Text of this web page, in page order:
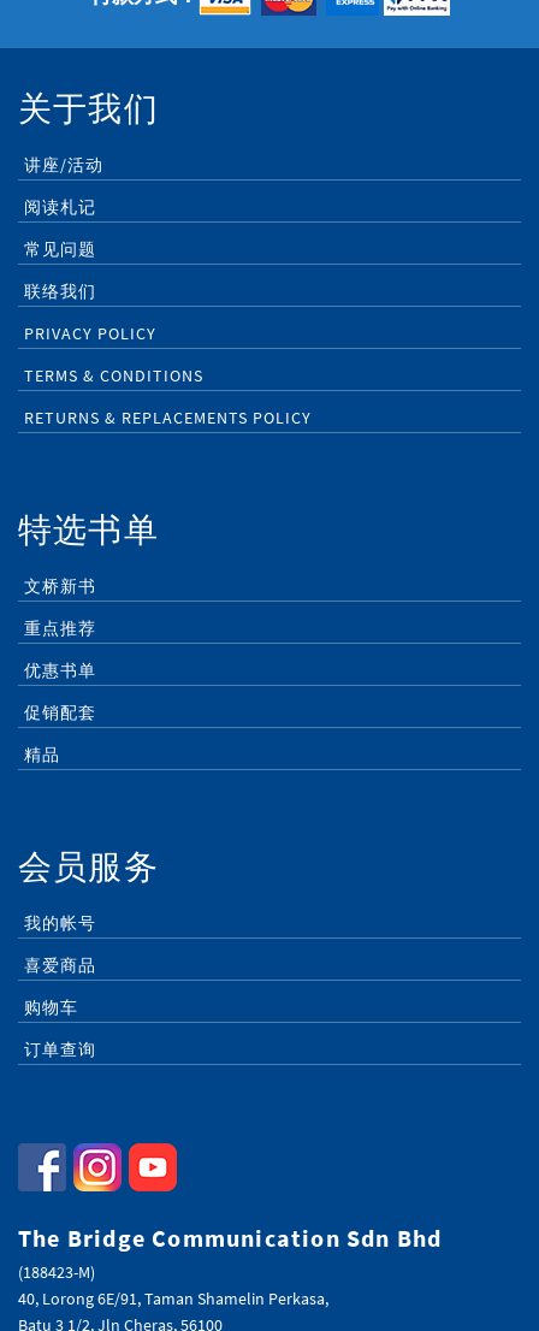
关于我们
讲座/活动
阅读札记
常见问题
联络我们
PRIVACY POLICY
TERMS & CONDITIONS
RETURNS & REPLACEMENTS POLICY
特选书单
文桥新书
重点推荐
优惠书单
促销配套
精品
会员服务
我的帐号
喜爱商品
购物车
订单查询
The Bridge Communication Sdn Bhd
(188423-M)
40, Lorong 6E/91, Taman Shamelin Perkasa,
Batu 3 1/2, Jln Cheras, 56100